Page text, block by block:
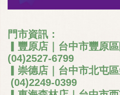
門市資訊：
▎豐原店｜台中市豐原
(04)2527-6799
▎崇德店｜台中市北屯
(04)2249-0399